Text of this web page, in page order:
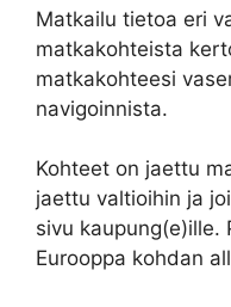
Matkailu tietoa eri
matkakohteista
matkakohteesi
navigoinnista.
Kohteet on jaettu
jaettu valtioihin ja
sivu kaupung(e)ille.
Eurooppa kohdan